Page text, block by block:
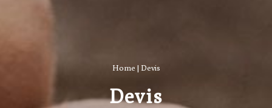
Home | Devis
Devis